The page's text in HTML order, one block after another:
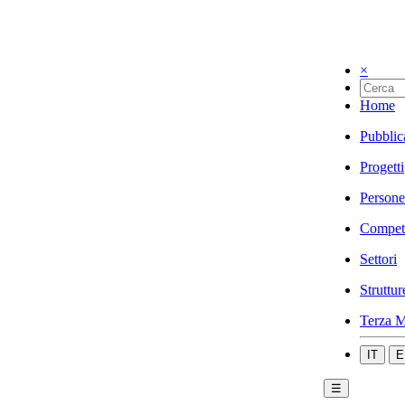
×
Home
Progetti
Persone
Settori
Terza
IT
☰